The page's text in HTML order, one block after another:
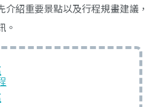
紹重要景點以及行程規畫建議，
。